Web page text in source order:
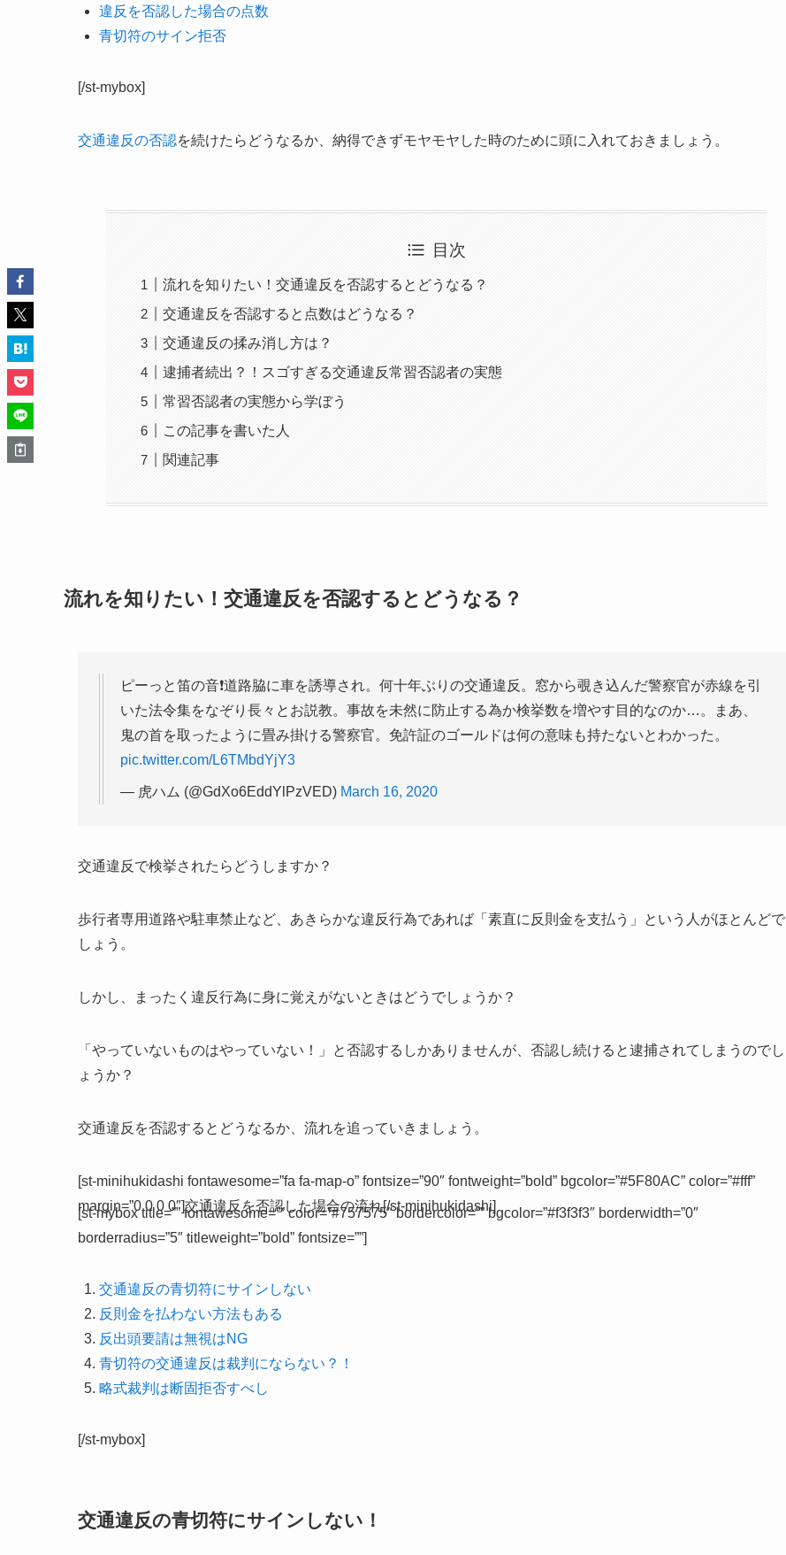
違反を否認した場合の点数
青切符のサイン拒否
[/st-mybox]
交通違反の否認を続けたらどうなるか、納得できずモヤモヤした時のために頭に入れておきましょう。
目次
流れを知りたい！交通違反を否認するとどうなる？
交通違反を否認すると点数はどうなる？
交通違反の揉み消し方は？
逮捕者続出？！スゴすぎる交通違反常習否認者の実態
常習否認者の実態から学ぼう
この記事を書いた人
関連記事
流れを知りたい！交通違反を否認するとどうなる？
ピーっと笛の音❗️道路脇に車を誘導され。何十年ぶりの交通違反。窓から覗き込んだ警察官が赤線を引
いた法令集をなぞり長々とお説教。事故を未然に防止する為か検挙数を増やす目的なのか…。まあ、
鬼の首を取ったように畳み掛ける警察官。免許証のゴールドは何の意味も持たないとわかった。
pic.twitter.com/L6TMbdYjY3
— 虎ハム (@GdXo6EddYlPzVED) March 16, 2020
交通違反で検挙されたらどうしますか？
歩行者専用道路や駐車禁止など、あきらかな違反行為であれば「素直に反則金を支払う」という人がほとんどで
しょう。
しかし、まったく違反行為に身に覚えがないときはどうでしょうか？
「やっていないものはやっていない！」と否認するしかありませんが、否認し続けると逮捕されてしまうのでし
ょうか？
交通違反を否認するとどうなるか、流れを追っていきましょう。
[st-minihukidashi fontawesome=”fa fa-map-o” fontsize=”90″ fontweight=”bold” bgcolor=”#5F80AC” color=”#fff”
margin=”0 0 0 0″]交通違反を否認した場合の流れ[/st-minihukidashi]
[st-mybox title=”” fontawesome=”” color=”#757575″ bordercolor=”” bgcolor=”#f3f3f3″ borderwidth=”0″
borderradius=”5″ titleweight=”bold” fontsize=””]
交通違反の青切符にサインしない
反則金を払わない方法もある
反出頭要請は無視はNG
青切符の交通違反は裁判にならない？！
略式裁判は断固拒否すべし
[/st-mybox]
交通違反の青切符にサインしない！